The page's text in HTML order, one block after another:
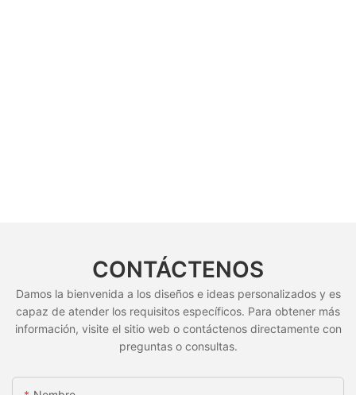
CONTÁCTENOS
Damos la bienvenida a los diseños e ideas personalizados y es
capaz de atender los requisitos específicos. Para obtener más
información, visite el sitio web o contáctenos directamente con
preguntas o consultas.